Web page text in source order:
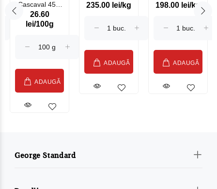
Cascaval 45%
Maasdam
Sublime Cow
26.60
lei/100g
ADAUGĂ
Somonat
235.00 lei/kg
ADAUGĂ
198.00 lei/kg
ADAUGĂ
George Standard